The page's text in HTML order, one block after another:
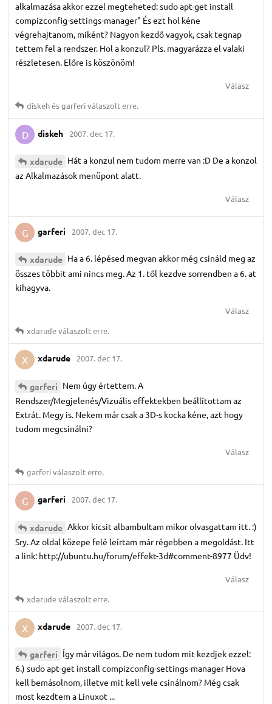
alkalmazása akkor ezzel megteheted: sudo apt-get install
compizconfig-settings-manager" És ezt hol kéne
végrehajtanom, miként? Nagyon kezdő vagyok, csak tegnap
tettem fel a rendszer. Hol a konzul? Pls. magyarázza el valaki
részletesen. Előre is köszönöm!
Válasz
diskehésgarferiválaszolt erre.
D diskeh 2007. dec 17.
xdarude Hát a konzul nem tudom merre van :D De a konzol
az Alkalmazások menüpont alatt.
Válasz
G garferi 2007. dec 17.
xdarude Ha a 6. lépésed megvan akkor még csináld meg az
összes többit ami nincs meg. Az 1. től kezdve sorrendben a 6. at
kihagyva.
Válasz
xdarudeválaszolt erre.
X xdarude 2007. dec 17.
garferi Nem úgy értettem. A
Rendszer/Megjelenés/Vizuális effektekben beállítottam az
Extrát. Megy is. Nekem már csak a 3D-s kocka kéne, azt hogy
tudom megcsinálni?
Válasz
garferiválaszolt erre.
G garferi 2007. dec 17.
xdarude Akkor kicsit albambultam mikor olvasgattam itt. :)
Sry. Az oldal közepe felé leírtam már régebben a megoldást. Itt
a link: http://ubuntu.hu/forum/effekt-3d#comment-8977 Üdv!
Válasz
xdarudeválaszolt erre.
X xdarude 2007. dec 17.
garferi Így már világos. De nem tudom mit kezdjek ezzel:
6.) sudo apt-get install compizconfig-settings-manager Hova
kell bemásolnom, illetve mit kell vele csinálnom? Még csak
most kezdtem a Linuxot ...